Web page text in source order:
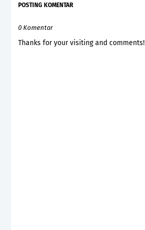
POSTING KOMENTAR
0 Komentar
Thanks for your visiting and comments!